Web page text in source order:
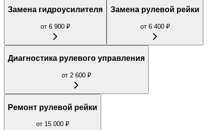
Замена гидроусилителя
от 6 900₽
Замена рулевой рейки
от 6 400₽
Диагностика рулевого управления
от 2 600₽
Ремонт рулевой рейки
от 15 000₽